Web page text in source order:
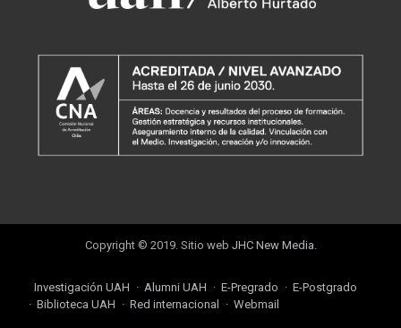
Copyright © 2019. Sitio web JHC New Media
Investigación UAH Alumni UAH E-Pregrado
E-Postgrado
Biblioteca UAH
Red internacional Webmail